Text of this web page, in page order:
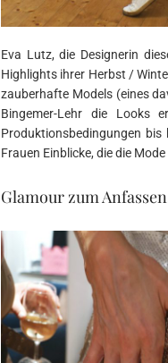
Eva Lutz, die Designerin
Highlights ihrer Herbst /
zauberhafte Models (eines
Bingemer-Lehr die Looks
Produktionsbedingungen
Frauen Einblicke, die die
Glamour zum